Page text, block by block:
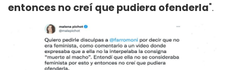
entonces no creí que pudiera ofenderla".